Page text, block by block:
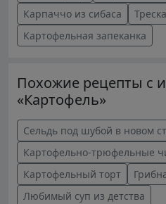
Карпаччо из сибаса
Картофельная запеканка
Похожие рецепты с
«Картофель»
Сельдь под шубой в новом
Картофельно-трюфельные
Картофельный торт
Любимый суп из детства